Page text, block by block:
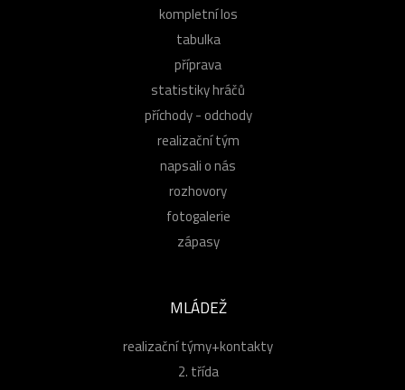
kompletní los
tabulka
příprava
statistiky hráčů
příchody - odchody
realizační tým
napsali o nás
rozhovory
fotogalerie
zápasy
MLÁDEŽ
realizační týmy+kontakty
2. třída